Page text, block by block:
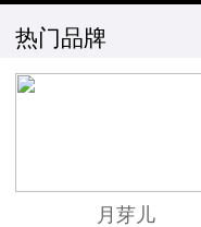
热门品牌
月芽儿